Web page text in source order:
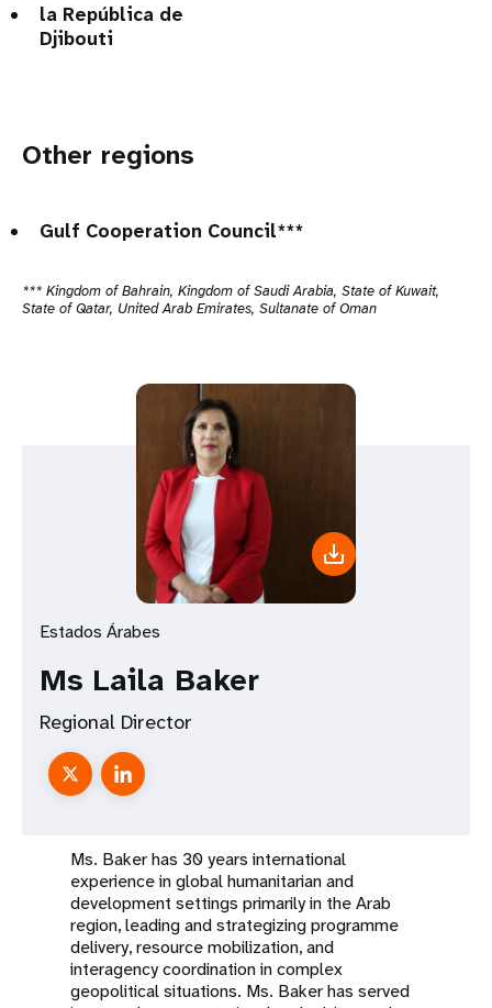
la República de
Djibouti
Other regions
Gulf Cooperation Council***
*** Kingdom of Bahrain, Kingdom of Saudi Arabia, State of Kuwait,
State of Qatar, United Arab Emirates, Sultanate of Oman
Estados Árabes
Ms Laila Baker
Regional Director
Ms. Baker has 30 years international
experience in global humanitarian and
development settings primarily in the Arab
region, leading and strategizing programme
delivery, resource mobilization, and
interagency coordination in complex
geopolitical situations. Ms. Baker has served